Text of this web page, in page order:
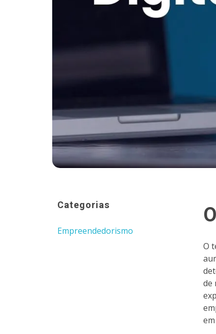
Categorias
Empreendedorismo
O
de